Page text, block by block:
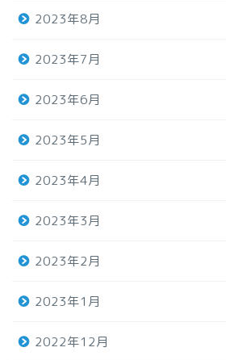
2023年8月
2023年7月
2023年6月
2023年5月
2023年4月
2023年3月
2023年2月
2023年1月
2022年12月